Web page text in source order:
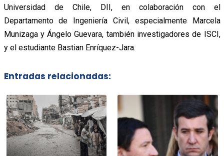
Universidad de Chile, DII, en colaboración con el
Departamento de Ingeniería Civil, especialmente Marcela
Munizaga y Ángelo Guevara, también investigadores de ISCI,
y el estudiante Bastian Enríquez-Jara.
Entradas relacionadas: